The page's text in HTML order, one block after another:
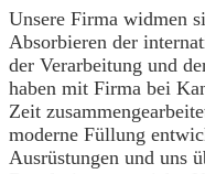
Unsere Firma widmen
Absorbieren der
der Verarbeitung und
haben mit Firma bei
Zeit
moderne Füllung
Ausrüstungen und uns